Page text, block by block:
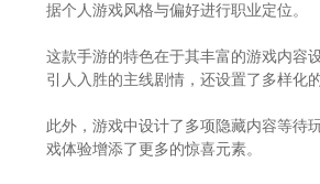
据个人游戏风格与偏好进行职业定位。
这款手游的特色在于其丰富的游戏内容
引人入胜的主线剧情，还设置了多样化
此外，游戏中设计了多项隐藏内容等待
戏体验增添了更多的惊喜元素。